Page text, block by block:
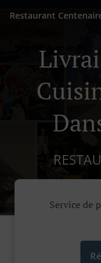
Restaurant
Service de